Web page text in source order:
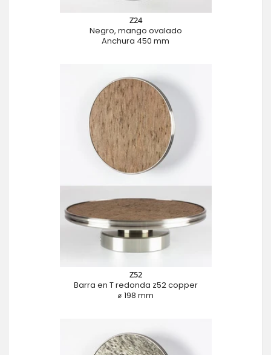
Z24
Negro, mango ovalado
Anchura 450 mm
Z52
Barra en T redonda z52 copper
⌀ 198 mm